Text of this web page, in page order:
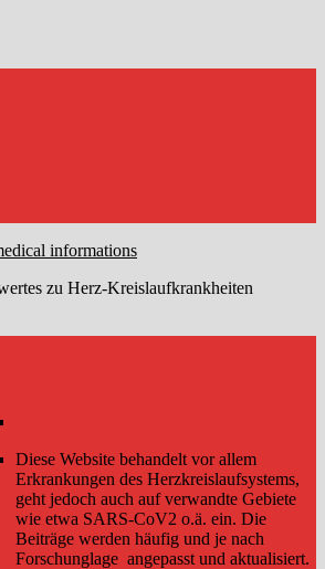
informations
zu Herz-Kreislaufkrankheiten
Diese Website behandelt vor allem
Erkrankungen des Herzkreislaufsystems,
geht jedoch auch auf verwandte Gebiete
wie etwa SARS-CoV2 o.ä. ein. Die
Beiträge werden häufig und je nach
Forschunglage angepasst und aktualisiert.